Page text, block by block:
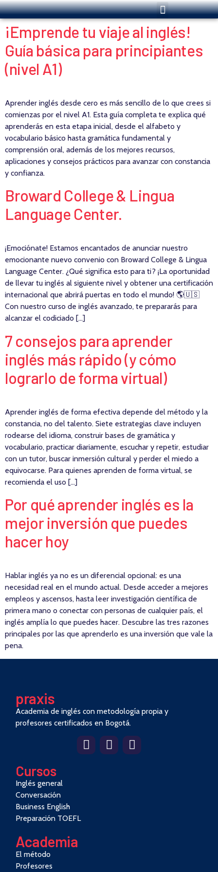
¡Emprende tu viaje al inglés!
Guía básica para principiantes
(nivel A1)
Aprender inglés desde cero es más sencillo de lo que crees si
comienzas por el nivel A1. Esta guía completa te explica qué
aprenderás en esta etapa inicial, desde el alfabeto y
vocabulario básico hasta gramática fundamental y
comprensión oral, además de los mejores recursos,
aplicaciones y consejos prácticos para avanzar con constancia
y confianza.
Broward College & Lingua
Language Center.
¡Emociónate! Estamos encantados de anunciar nuestro
emocionante nuevo convenio con Broward College & Lingua
Language Center. ¿Qué significa esto para ti? ¡La oportunidad
de llevar tu inglés al siguiente nivel y obtener una certificación
internacional que abrirá puertas en todo el mundo! 🌎🇺🇸
Con nuestro curso de inglés avanzado, te prepararás para
alcanzar el codiciado […]
7 consejos para aprender
inglés más rápido (y cómo
lograrlo de forma virtual)
Aprender inglés de forma efectiva depende del método y la
constancia, no del talento. Siete estrategias clave incluyen
rodearse del idioma, construir bases de gramática y
vocabulario, practicar diariamente, escuchar y repetir, estudiar
con un tutor, buscar inmersión cultural y perder el miedo a
equivocarse. Para quienes aprenden de forma virtual, se
recomienda el uso […]
Por qué aprender inglés es la
mejor inversión que puedes
hacer hoy
Hablar inglés ya no es un diferencial opcional: es una
necesidad real en el mundo actual. Desde acceder a mejores
empleos y ascensos, hasta leer investigación científica de
primera mano o conectar con personas de cualquier país, el
inglés amplía lo que puedes hacer. Descubre las tres razones
principales por las que aprenderlo es una inversión que vale la
pena.
praxis
Academia de inglés con metodología propia y
profesores certificados en Bogotá.
Cursos
Inglés general
Conversación
Business English
Preparación TOEFL
Academia
El método
Profesores